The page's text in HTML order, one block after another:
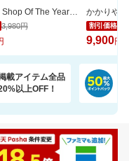
Rakuten Shop Of The Year 16年連続受賞！お中元や夏ギフトで喜ばれる6種の濃厚アイス
3,980円 割引価格
9,900円
載アイテム全品
以上OFF！